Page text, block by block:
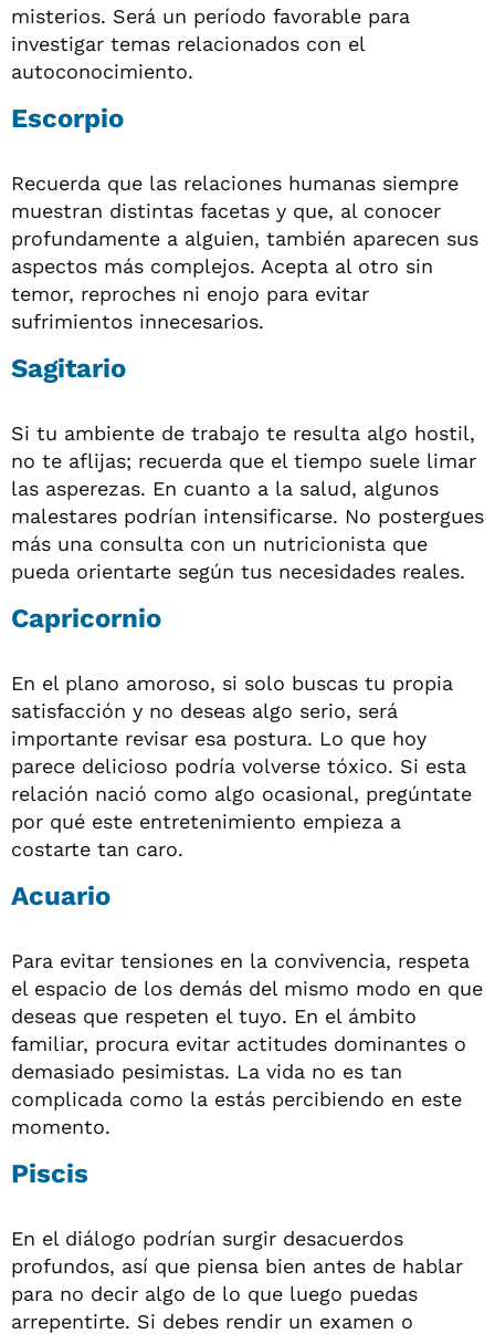
misterios. Será un período favorable para
investigar temas relacionados con el
autoconocimiento.
Escorpio
Recuerda que las relaciones humanas siempre
muestran distintas facetas y que, al conocer
profundamente a alguien, también aparecen sus
aspectos más complejos. Acepta al otro sin
temor, reproches ni enojo para evitar
sufrimientos innecesarios.
Sagitario
Si tu ambiente de trabajo te resulta algo hostil,
no te aflijas; recuerda que el tiempo suele limar
las asperezas. En cuanto a la salud, algunos
malestares podrían intensificarse. No postergues
más una consulta con un nutricionista que
pueda orientarte según tus necesidades reales.
Capricornio
En el plano amoroso, si solo buscas tu propia
satisfacción y no deseas algo serio, será
importante revisar esa postura. Lo que hoy
parece delicioso podría volverse tóxico. Si esta
relación nació como algo ocasional, pregúntate
por qué este entretenimiento empieza a
costarte tan caro.
Acuario
Para evitar tensiones en la convivencia, respeta
el espacio de los demás del mismo modo en que
deseas que respeten el tuyo. En el ámbito
familiar, procura evitar actitudes dominantes o
demasiado pesimistas. La vida no es tan
complicada como la estás percibiendo en este
momento.
Piscis
En el diálogo podrían surgir desacuerdos
profundos, así que piensa bien antes de hablar
para no decir algo de lo que luego puedas
arrepentirte. Si debes rendir un examen o